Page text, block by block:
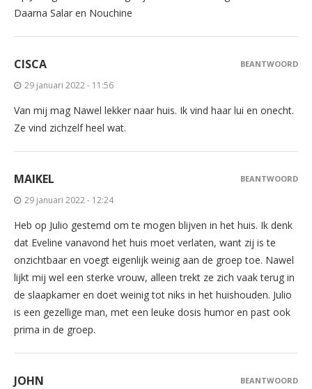
Daarna Salar en Nouchine
CISCA
29 januari 2022 - 11:56
Van mij mag Nawel lekker naar huis. Ik vind haar lui en onecht.
Ze vind zichzelf heel wat.
BEANTWOORD
MAIKEL
29 januari 2022 - 12:24
Heb op Julio gestemd om te mogen blijven in het huis. Ik denk
dat Eveline vanavond het huis moet verlaten, want zij is te
onzichtbaar en voegt eigenlijk weinig aan de groep toe. Nawel
lijkt mij wel een sterke vrouw, alleen trekt ze zich vaak terug in
de slaapkamer en doet weinig tot niks in het huishouden. Julio
is een gezellige man, met een leuke dosis humor en past ook
prima in de groep.
BEANTWOORD
JOHN BEANTWOORD